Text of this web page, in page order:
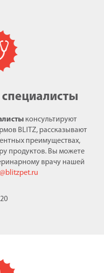
консультируют
BLITZ, рассказывают
преимуществах,
продуктов. Вы можете
врачу нашей